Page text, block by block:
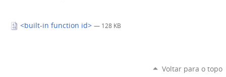
<built-in function id> — 128 KB
Voltar para o topo